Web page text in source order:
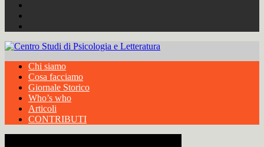
Chi siamo
Cosa facciamo
Giornale Storico
Who’s who
Articoli
CONTRIBUTI